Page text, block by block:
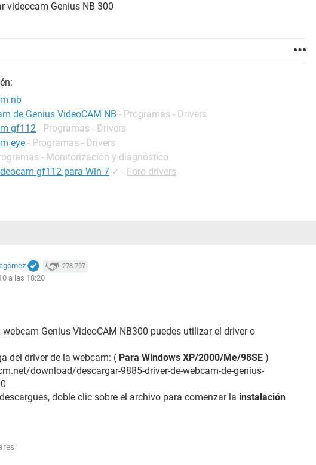
videocam Genius NB 300
nb
de Genius VideoCAM NB - Programas - Drivers
gf112 - Programas - Drivers
eye - Programas - Drivers
- Monitorización y diagnóstico
gf112 para Win 7 ✓ - Foro drivers
278.797
a las 18:20
webcam Genius VideoCAM NB300 puedes utilizar el driver o
del driver de la webcam: ( Para Windows XP/2000/Me/98SE )
download/descargar-9885-driver-de-webcam-de-genius-
doble clic sobre el archivo para comenzar la instalación